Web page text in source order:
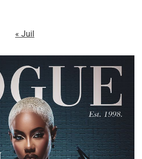
« Juil